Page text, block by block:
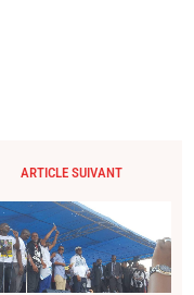
ARTICLE SUIVANT